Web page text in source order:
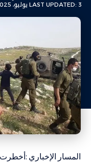
LAST UPDATED: 3 يوليو، 2025 11:34 ص
المسار الإخباري :أخطرت